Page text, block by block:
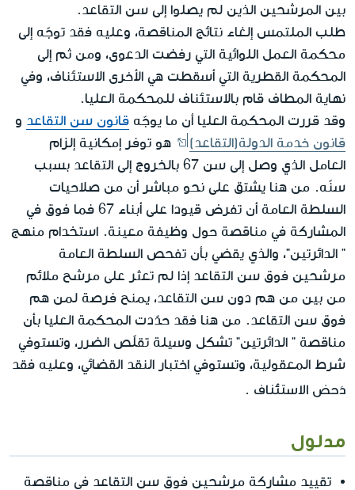
بين المرشحين الذين لم يصلوا إلى سن التقاعد.
طلب الملتمس إلغاء نتائج المناقصة، وعليه فقد توجّه إلى
محكمة العمل اللوائية التي رفضت الدعوى، ومن ثم إلى
المحكمة القطرية التي أسقطت هي الأخرى الاستئناف، وفي
نهاية المطاف قام بالاستئناف للمحكمة العليا.
وقد قررت المحكمة العليا أن ما يوجّه قانون سن التقاعد و
قانون خدمة الدولة(التقاعد)
هو توفر إمكانية إلزام
العامل الذي وصل إلى سن 67 بالخروج إلى التقاعد بسبب
سنّه. من هنا يشتق على نحو مباشر أن من صلاحيات
السلطة العامة أن تفرض قيودا على أبناء 67 فما فوق في
المشاركة في مناقصة حول وظيفة معينة. استخدام منهج
" الدائرتين"، والذي يقضي بأن تفحص السلطة العامة
مرشحين فوق سن التقاعد إذا لم تعثر على مرشح ملائم
من بين من هم دون سن التقاعد، يمنح فرصة لمن هم
فوق سن التقاعد. من هنا فقد حدّدت المحكمة العليا بأن
مناقصة " الدائرتين" تشكل وسيلة تقلّص الضرر، وتستوفي
شرط المعقولية، وتستوفي اختبار النقد القضائي، وعليه فقد
دَحض الاستئناف .
مدلول
تقييد مشاركة مرشحين فوق سن التقاعد في مناقصة